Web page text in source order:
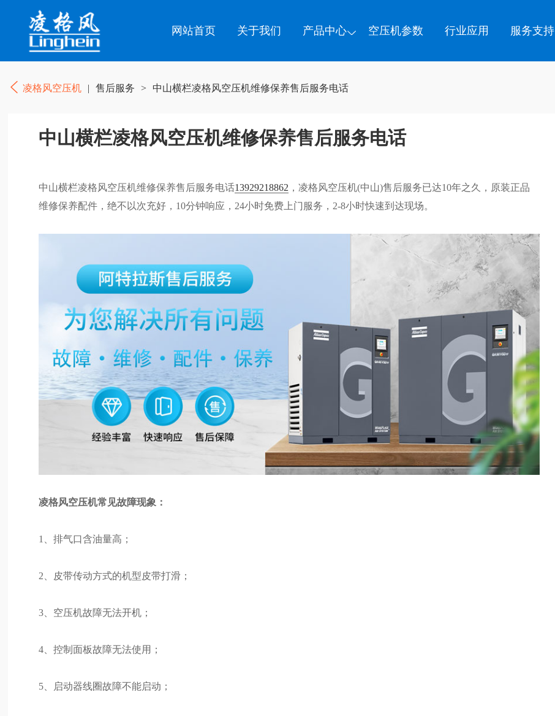
网站首页 关于我们 产品中心 空压机参数 行业应用 服务支持
凌格风空压机 | 售后服务 > 中山横栏凌格风空压机维修保养售后服务电话
中山横栏凌格风空压机维修保养售后服务电话
中山横栏凌格风空压机维修保养售后服务电话13929218862 ，凌格风空压机(中山)售后服务已达10年之久，原装正品
维修保养配件，绝不以次充好，10分钟响应，24小时免费上门服务，2-8小时快速到达现场。
凌格风空压机常见故障现象：
1、排气口含油量高；
2、皮带传动方式的机型皮带打滑；
3、空压机故障无法开机；
4、控制面板故障无法使用；
5、启动器线圈故障不能启动；